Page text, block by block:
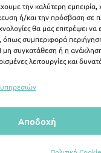
την καλύτερη
ή/και την πρόσβαση σε
θα μας επιτρέψει
όπως συμπεριφορά
μη συγκατάθεση ή η
λειτουργίες και
υπηρεσιών
Αποδοχή